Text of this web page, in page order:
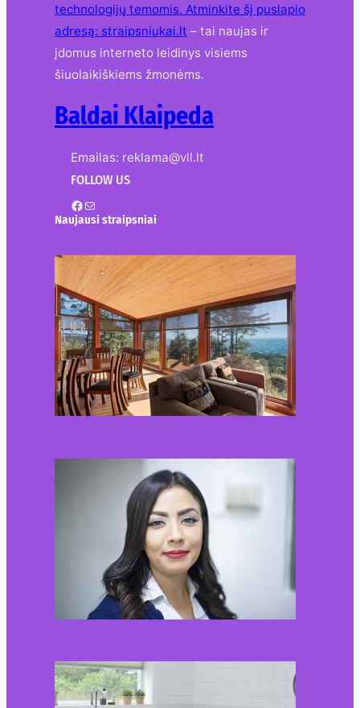
technologijų temomis. Atminkite šį puslapio
adresą: straipsniukai.lt – tai naujas ir
įdomus interneto leidinys visiems
šiuolaikiškiems žmonėms.
Baldai Klaipeda
Emailas: reklama@vll.lt
FOLLOW US
Facebook Mail
Naujausi straipsniai
Kur nusipirkti medines
žaliuzes Klaipėdoje?
2026-08-01
Kaip miegamojo
atmosfera veikia odos
senėjimą?
2026-06-01